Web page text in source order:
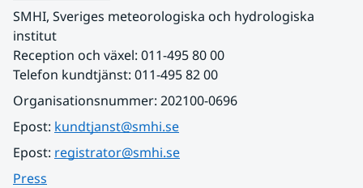
SMHI, Sveriges meteorologiska och hydrologiska
institut
Reception och växel: 011-495 80 00
Telefon kundtjänst: 011-495 82 00
Organisationsnummer: 202100-0696
Epost: kundtjanst@smhi.se
Epost: registrator@smhi.se
Press